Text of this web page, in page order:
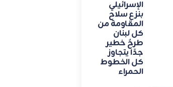
الإسرائيلي
بنزع سلاح
المقاومة من
كل لبنان
طرحٌ خطير
جدًا يتجاوز
كل الخطوط
الحمراء